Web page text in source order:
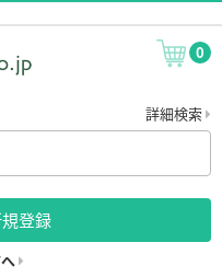
0
詳細検索
登録